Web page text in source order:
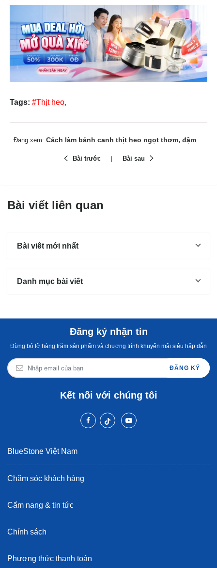
Tags: #Thịt heo,
Đang xem: Cách làm bánh canh thịt heo ngọt thơm, đậm vị quê nhà
Bài trước Bài sau
Bài viết liên quan
Bài viêt mới nhất
Danh mục bài viết
Đăng ký nhận tin
Đừng bỏ lỡ hàng trăm sản phẩm và chương trình khuyến mãi siêu hấp dẫn
ĐĂNG KÝ
Kết nối với chúng tôi
BlueStone Việt Nam
Chăm sóc khách hàng
Cẩm nang & tin tức
Chính sách
Phương thức thanh toán